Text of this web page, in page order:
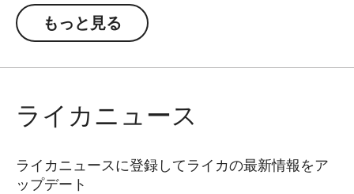
ントラストの鮮明な見え味を実現しています。耐
久性に優れたラバー外装により、かなりの負荷が
もっと見る
ライカニュース
ライカニュースに登録してライカの最新情報をア
ップデート